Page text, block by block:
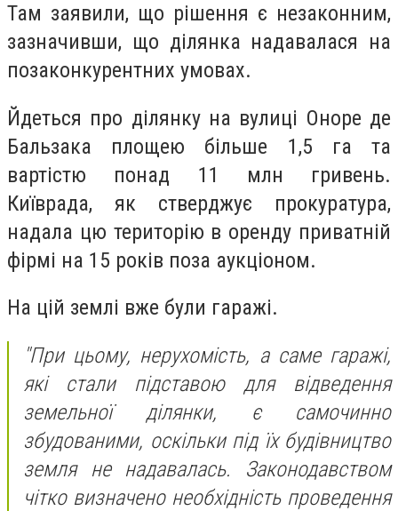
Там заявили, що рішення є незаконним,
зазначивши, що ділянка надавалася на
позаконкурентних умовах.
Йдеться про ділянку на вулиці Оноре де
Бальзака площею більше 1,5 га та
вартістю понад 11 млн гривень.
Київрада, як стверджує прокуратура,
надала цю територію в оренду приватній
фірмі на 15 років поза аукціоном.
На цій землі вже були гаражі.
"При цьому, нерухомість, а саме гаражі,
які стали підставою для відведення
земельної ділянки, є самочинно
збудованими, оскільки під їх будівництво
земля не надавалась. Законодавством
чітко визначено необхідність проведення